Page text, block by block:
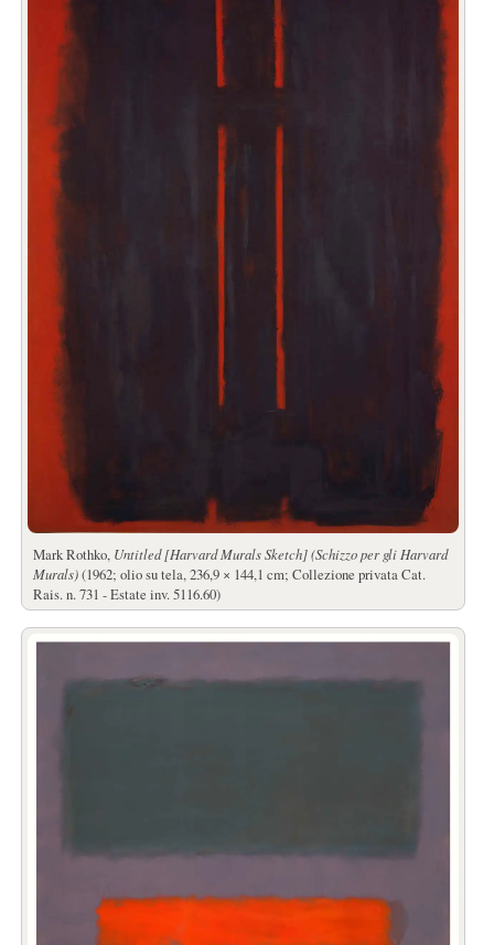
Mark Rothko, Untitled [Harvard Murals Sketch] (Schizzo per gli Harvard
Murals)(1962; olio su tela, 236,9 × 144,1 cm; Collezione privata Cat.
Rais. n. 731 - Estate inv. 5116.60)